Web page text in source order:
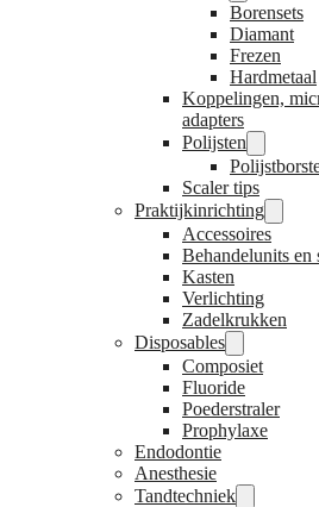
Borensets
Diamant
Frezen
Hardmetaal
Koppelingen,
adapters
Polijsten
Scaler tips
Praktijkinrichting
Accessoires
Behandelunits en
Kasten
Verlichting
Zadelkrukken
Disposables
Composiet
Fluoride
Poederstraler
Prophylaxe
Endodontie
Anesthesie
Tandtechniek